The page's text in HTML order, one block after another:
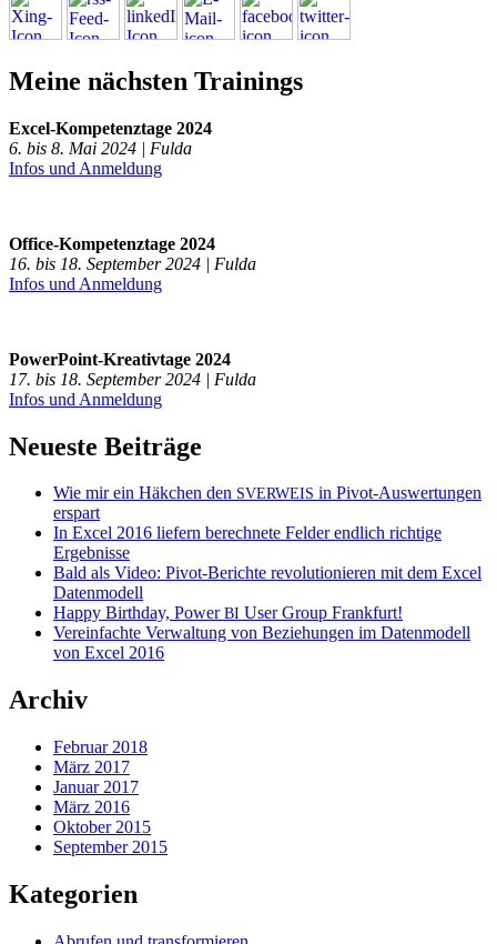
Meine nächsten Trainings
Excel-Kompetenztage 2024
6. bis 8. Mai 2024 | Fulda
Infos und Anmeldung
Office-Kompetenztage 2024
16. bis 18. September 2024 | Fulda
Infos und Anmeldung
PowerPoint-Kreativtage 2024
17. bis 18. September 2024 | Fulda
Infos und Anmeldung
Neueste Beiträge
Wie mir ein Häkchen den SVERWEIS in Pivot-Auswertungen
erspart
In Excel 2016 liefern berechnete Felder endlich richtige
Ergebnisse
Bald als Video: Pivot-Berichte revolutionieren mit dem Excel
Datenmodell
Happy Birthday, PowerBI User Group Frankfurt!
Vereinfachte Verwaltung von Beziehungen im Datenmodell
von Excel 2016
Archiv
Februar 2018
März 2017
Januar 2017
März 2016
Oktober 2015
September 2015
Kategorien